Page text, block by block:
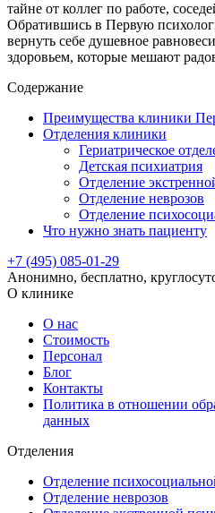
тайне от коллег по работе,
Обратившись в Первую
вернуть себе душевное
здоровьем, которые мешают
Содержание
Преимущества клиники
Отделения клиники
Гериатрическое
Детская психиатрия
Отделение
Отделение неврозов
Отделение
Что нужно знать пациенту
+7 (495) 085-01-29
Анонимно, бесплатно,
О клинике
О нас
Стоимость
Персонал
Блог
Контакты
Политика в отношении
данных
Отделения
Отделение
Отделение неврозов